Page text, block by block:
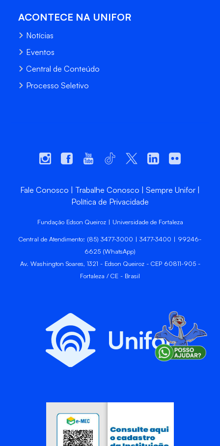
ACONTECE NA UNIFOR
Notícias
Eventos
Central de Conteúdo
Processo Seletivo
Fale Conosco Trabalhe Conosco
Sempre Unifor
Política de Privacidade
Fundação Edson Queiroz | Universidade de Fortaleza
Central de Atendimento: (85) 3477-3000 | 3477-3400 | 99246-
6625 (WhatsApp)
Av. Washington Soares, 1321 - Edson Queiroz - CEP 60811-905 -
Fortaleza / CE - Brasil